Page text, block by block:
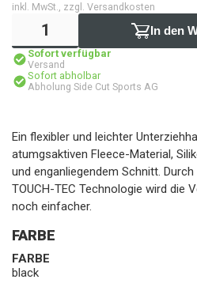
inkl. MwSt., zzgl. Versandkosten
In den
Sofort verfügbar
Versand
Sofort abholbar
Abholung Side Cut Sports AG
Ein flexibler und leichter
atumgsaktiven Fleece-Material,
und enganliegendem Schnitt.
TOUCH-TEC Technologie wird die
noch einfacher.
FARBE
FARBE
black